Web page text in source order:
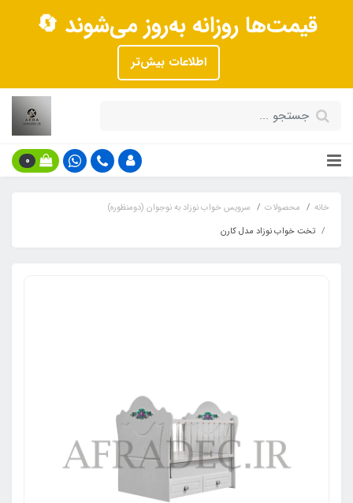
قیمت‌ها روزانه به‌روز می‌شوند 🔄
اطلاعات بیش‌تر
0
خانه محصولات
سرویس خواب نوزاد به نوجوان (دومنظوره)
تخت خواب نوزاد مدل کارن